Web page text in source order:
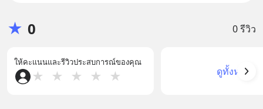
★ 0 0 รีวิว
ให้คะแนนและรีวิวประสบการณ์ของคุณ
★ ★ ★ ★ ★ ดูทั้งหมด